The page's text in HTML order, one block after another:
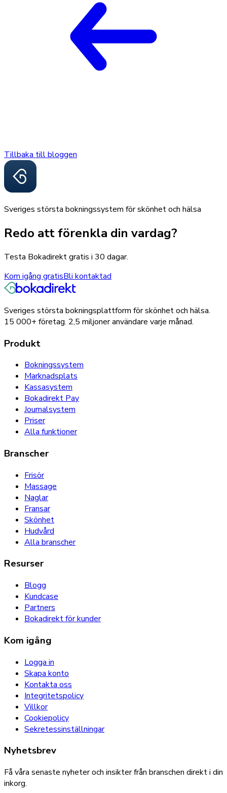
Tillbaka till bloggen
Sveriges största bokningssystem för skönhet och hälsa
Redo att förenkla din vardag?
Testa Bokadirekt gratis i 30 dagar.
Kom igång gratisBli kontaktad
Sveriges största bokningsplattform för skönhet och hälsa.
15 000+ företag. 2,5 miljoneranvändare varje månad.
Produkt
Bokningssystem
Marknadsplats
Kassasystem
Bokadirekt Pay
Journalsystem
Priser
Alla funktioner
Branscher
Frisör
Massage
Naglar
Fransar
Skönhet
Hudvård
Alla branscher
Resurser
Blogg
Kundcase
Partners
Bokadirekt för kunder
Kom igång
Logga in
Skapa konto
Kontakta oss
Integritetspolicy
Villkor
Cookiepolicy
Sekretessinställningar
Nyhetsbrev
Få våra senaste nyheter och insikter från branschen direkt i din
inkorg.